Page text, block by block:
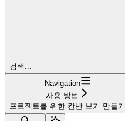
검색...
Navigation
사용 방법
프로젝트를 위한 칸반 보기 만들기